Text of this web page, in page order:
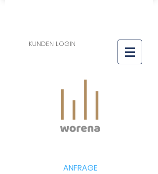
KUNDEN LOGIN
ANFRAGE